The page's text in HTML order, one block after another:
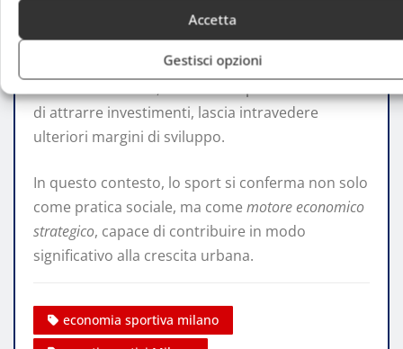
Accetta
Gestisci opzioni
Le prospettive per l’economia dello sport
milanese sono positive. L’interesse crescente
di attrarre investimenti, lascia intravedere
ulteriori margini di sviluppo.
In questo contesto, lo sport si conferma non solo
come pratica sociale, ma come motore economico
strategico, capace di contribuire in modo
significativo alla crescita urbana.
economia sportiva milano